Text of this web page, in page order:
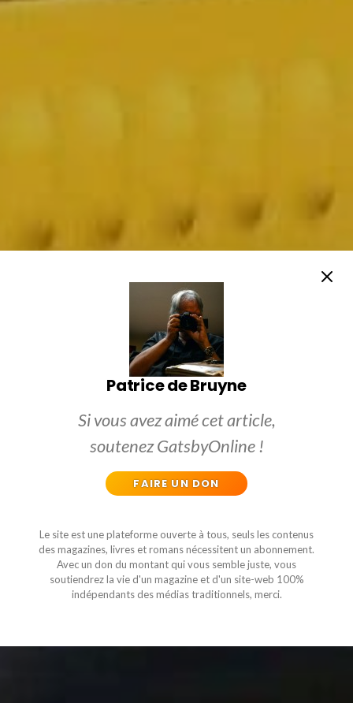
Patrice de Bruyne
Si vous avez aimé cet article,
soutenez GatsbyOnline !
FAIRE UN DON
Le site est une plateforme ouverte à tous, seuls les contenus
des magazines, livres et romans nécessitent un abonnement.
Avec un don du montant qui vous semble juste, vous
soutiendrez la vie d'un magazine et d'un site-web 100%
indépendants des médias traditionnels, merci.